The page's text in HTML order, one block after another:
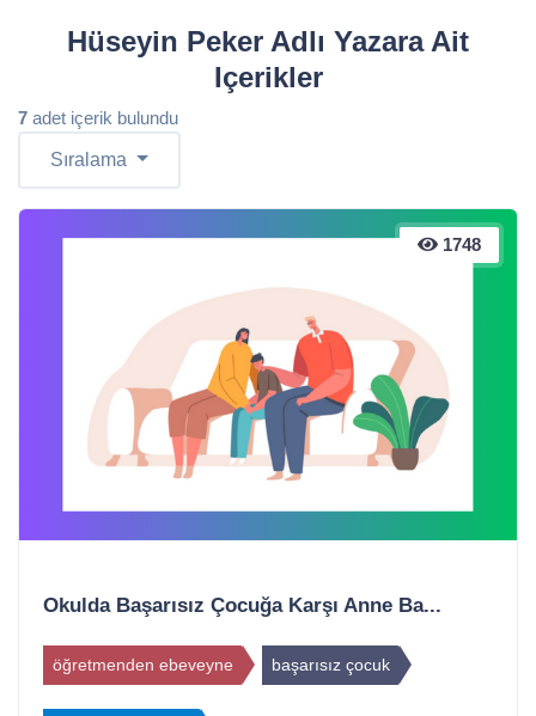
Hüseyin Peker Adlı Yazara Ait
Içerikler
7 adet içerik bulundu
Sıralama
1748
Okulda Başarısız Çocuğa Karşı Anne Ba...
öğretmenden ebeveyne başarısız çocuk